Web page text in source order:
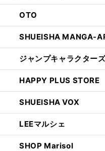
OTO
SHUEISHA MANGA-
ジャンプキャラクター
HAPPY PLUS STORE
SHUEISHA VOX
LEEマルシェ
SHOP Marisol